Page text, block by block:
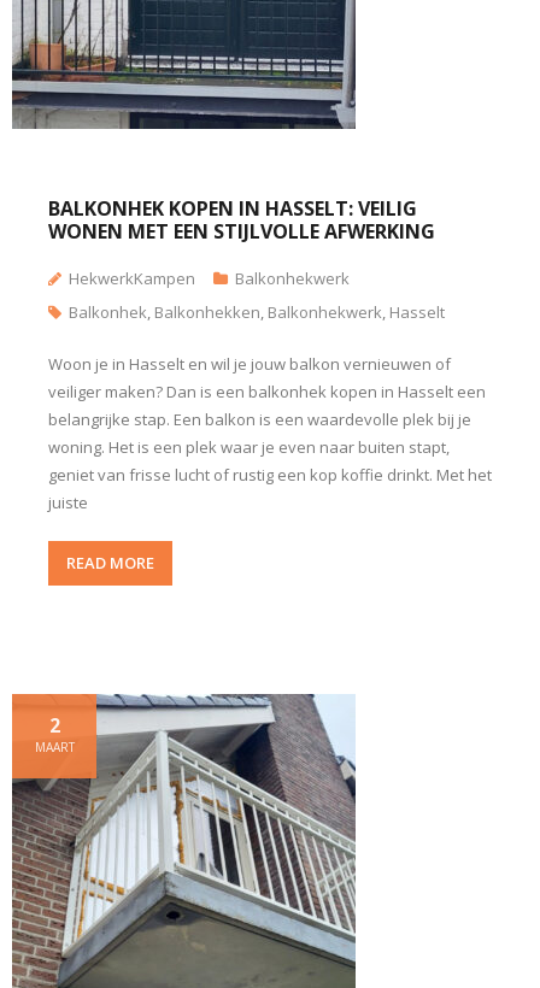
BALKONHEK KOPEN IN HASSELT: VEILIG
WONEN MET EEN STIJLVOLLE AFWERKING
HekwerkKampen
Balkonhekwerk
Balkonhek, Balkonhekken, Balkonhekwerk, Hasselt
Woon je in Hasselt en wil je jouw balkon vernieuwen of
veiliger maken? Dan is een balkonhek kopen in Hasselt een
belangrijke stap. Een balkon is een waardevolle plek bij je
woning. Het is een plek waar je even naar buiten stapt,
geniet van frisse lucht of rustig een kop koffie drinkt. Met het
juiste
READ MORE
2
MAART